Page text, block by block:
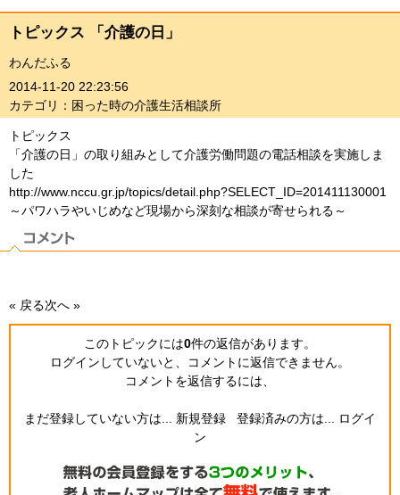
トピックス 「介護の日」
わんだふる
2014-11-20 22:23:56
カテゴリ：困った時の介護生活相談所
トピックス
「介護の日」の取り組みとして介護労働問題の電話相談を実施しま
した
http://www.nccu.gr.jp/topics/detail.php?SELECT_ID=201411130001
～パワハラやいじめなど現場から深刻な相談が寄せられる～
« 戻る次へ »
このトピックには0件の返信があります。
ログインしていないと、コメントに返信できません。
コメントを返信するには、
まだ登録していない方は... 新規登録 登録済みの方は...
ログイ
ン